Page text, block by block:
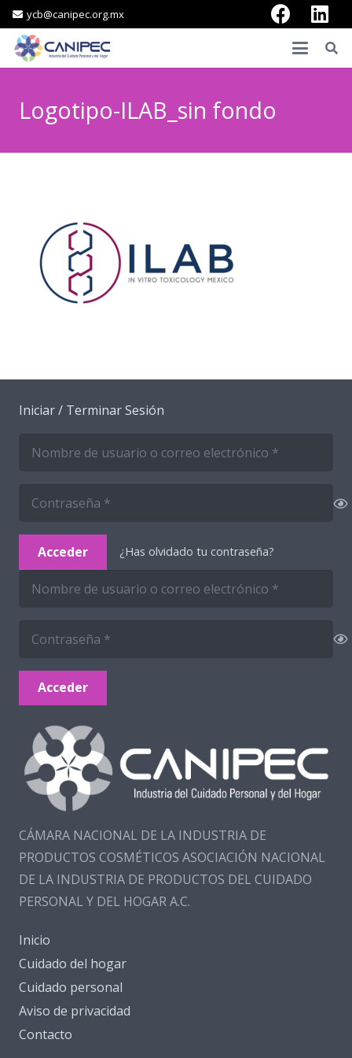
ycb@canipec.org.mx
Logotipo-ILAB_sin fondo
Iniciar / Terminar Sesión
Acceder ¿Has olvidado tu contraseña?
Acceder
CÁMARA NACIONAL DE LA INDUSTRIA DE
PRODUCTOS COSMÉTICOS ASOCIACIÓN NACIONAL
DE LA INDUSTRIA DE PRODUCTOS DEL CUIDADO
PERSONAL Y DEL HOGAR A.C.
Inicio
Cuidado del hogar
Cuidado personal
Aviso de privacidad
Contacto